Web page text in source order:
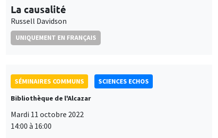
La causalité
Russell Davidson
UNIQUEMENT EN FRANÇAIS
SÉMINAIRES COMMUNS
SCIENCES ECHOS
Bibliothèque de l'Alcazar
Mardi 11 octobre 2022
14:00 à 16:00